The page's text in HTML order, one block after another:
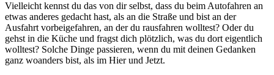
Vielleicht kennst du das von dir selbst, dass du beim Autofahren an
etwas anderes gedacht hast, als an die Straße und bist an der
Ausfahrt vorbeigefahren, an der du rausfahren wolltest? Oder du
gehst in die Küche und fragst dich plötzlich, was du dort eigentlich
wolltest? Solche Dinge passieren, wenn du mit deinen Gedanken
ganz woanders bist, als im Hier und Jetzt.